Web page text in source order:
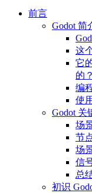
前言
Godot 简
这
它
的？
编
使
Godot 关
场
节
场
信
总
初识